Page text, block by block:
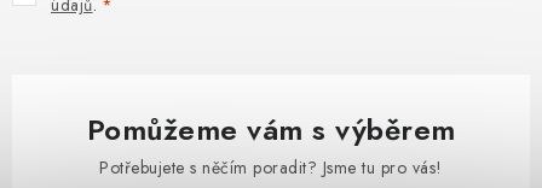
údajů.
Pomůžeme vám s výběrem
Potřebujete s něčím poradit? Jsme tu pro vás!